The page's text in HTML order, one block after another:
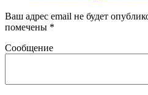
Ваш адрес email не будет
помечены *
Сообщение